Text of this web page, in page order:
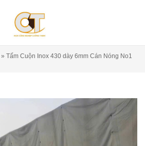
» Tấm Cuộn Inox 430 dày 6mm Cán Nóng No1